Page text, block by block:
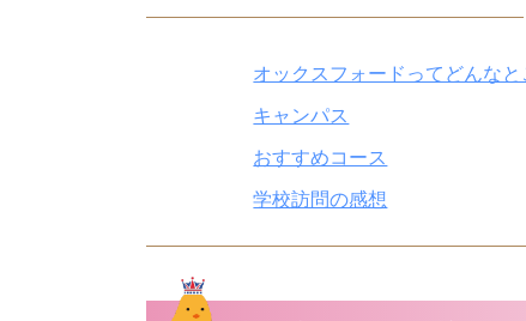
オックスフォードってどんなと
キャンパス
おすすめコース
学校訪問の感想